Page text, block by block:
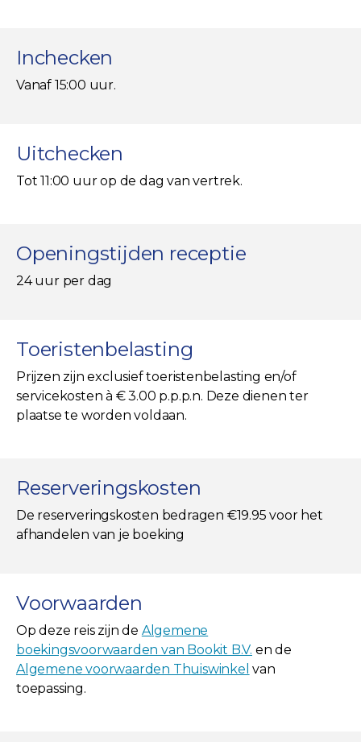
Inchecken
Vanaf 15:00 uur.
Uitchecken
Tot 11:00 uur op de dag van vertrek.
Openingstijden receptie
24 uur per dag
Toeristenbelasting
Prijzen zijn exclusief toeristenbelasting en/of
servicekosten à € 3.00 p.p.p.n. Deze dienen ter
plaatse te worden voldaan.
Reserveringskosten
De reserveringskosten bedragen €19.95 voor het
afhandelen van je boeking
Voorwaarden
Op deze reis zijn de Algemene
boekingsvoorwaarden van Bookit B.V. en de
Algemene voorwaarden Thuiswinkel van
toepassing.